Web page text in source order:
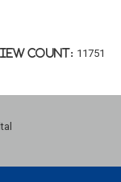
count: 11751